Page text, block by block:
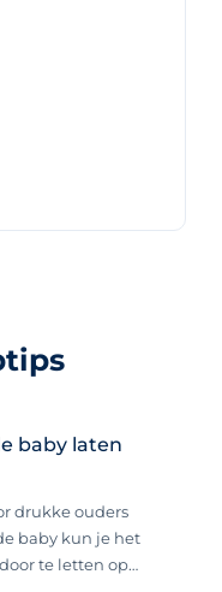
baby laten
drukke ouders
baby kun je het
te letten op